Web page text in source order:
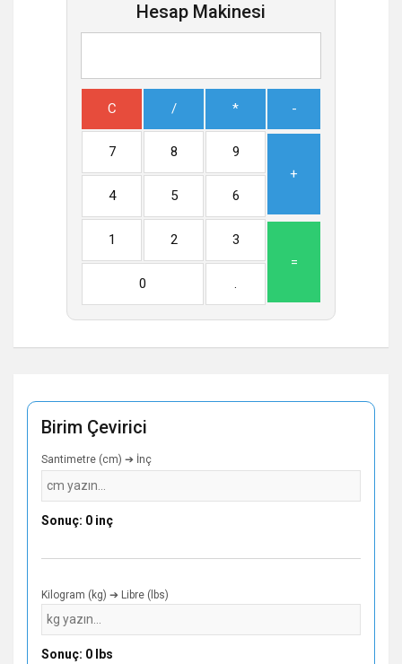
Hesap Makinesi
C / * -
7 8
9
+
4
5 6
1 2
3
=
0
.
Birim Çevirici
Santimetre (cm) ➔ İnç
Sonuç: 0 inç
Kilogram (kg) ➔ Libre (lbs)
Sonuç: 0 lbs